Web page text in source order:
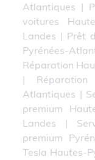
Atlantiques |
voitures
Landes | Prêt
Pyrénées-
Réparation
| Réparation
Atlantiques |
premium
Landes |
premium
Tesla Hautes-